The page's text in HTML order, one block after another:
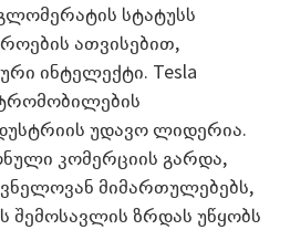
სტატუსს
ათვისებით,
ინტელექტი. Tesla
უდავო ლიდერია.
კომერციის გარდა,
მიმართულებებს,
შემოსავლის ზრდას უწყობს